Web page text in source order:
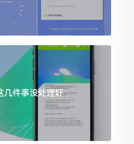
几件事没处理好